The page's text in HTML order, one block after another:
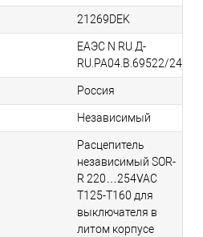
21269DEK
ЕАЭС N RU Д-
RU.РА04.В.69522/24
Россия
Независимый
Расцепитель
независимый SOR-
R 220…254VAC
T125-T160 для
выключателя в
литом корпусе